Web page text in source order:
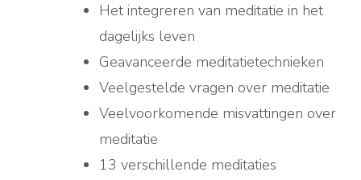
Het integreren van meditatie in het
dagelijks leven
Geavanceerde meditatietechnieken
Veelgestelde vragen over meditatie
Veelvoorkomende misvattingen over
meditatie
13 verschillende meditaties